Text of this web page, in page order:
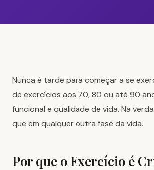
Nunca é tarde para começar a se
de exercícios aos 70, 80 ou até 90
funcional e qualidade de vida. Na
que em qualquer outra fase da vida.
Por que o Exercício é